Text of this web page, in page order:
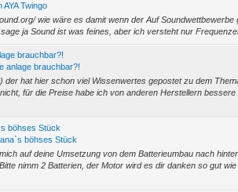
AYA Twingo
wie wäre es damit wenn der Auf Soundwettbewerbe
ja Sound ist was feines, aber ich versteht nur
brauchbar?!
anlage brauchbar?!
der hat hier schon viel Wissenwertes gepostet zu dem
für die Preise habe ich von anderen Herstellern bessere
böhses Stück
böhses Stück
auf deine Umsetzung von dem Batterieumbau nach
nimm 2 Batterien, der Motor wird es dir danken so gut